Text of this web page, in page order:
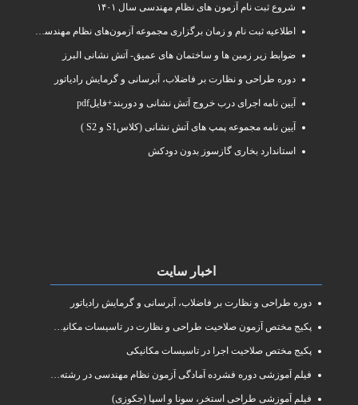
شروع ثبت نام آزمون های نظام مهندسی سال ۱۴۰۱
اطلاعیه ثبت نام و زمان برگزاری مجموعه آزمون‌های نظام مهندسی ساختمان سال ۱۴۰۱
ضوابط زیر زمین ها و ساختمان های عمیق- آتش نشانی البرز
دوره طراحی و نظارت بر فاضلاب، آبرسانی و گرمایش رادیاتور
آیین نامه اجرای درب خروج آتش نشانی و دوربند+فایلpdf
آیین نامه مجموعه پمپ های آتش نشانی (کلاسS1 و S2 )
استاندارد بخاری گازسوز بدون دودکش
اخبار سایت
دوره طراحی و نظارت بر فاضلاب، آبرسانی و گرمایش رادیاتور
پکیج مختص آزمون صلاحیت طراحی و نظارت در تاسیسات مکانیکی
پکیج مختص صلاحیت اجرا در تاسیسات مکانیکی
فیلم آموزشی دوره فشرده آمادگی آزمون نظام مهندسی در رشته طراحی و نظارت تاسیسات مکانیکی ساختمان
فیلم آموزشی طراحی استخر، سونا و اسپا (جکوزی)